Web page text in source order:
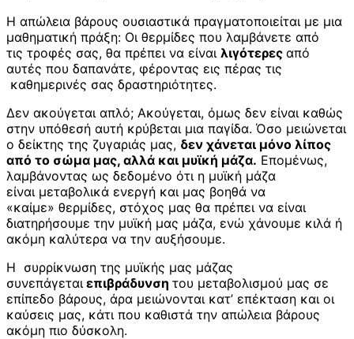
Η απώλεια βάρους ουσιαστικά πραγματοποιείται με μια
μαθηματική πράξη: Οι θερμίδες που λαμβάνετε από
τις τροφές σας, θα πρέπει να είναι λιγότερες από
αυτές που δαπανάτε, φέροντας εις πέρας τις
καθημερινές σας δραστηριότητες.
Δεν ακούγεται απλό; Ακούγεται, όμως δεν είναι καθώς
στην υπόθεσή αυτή κρύβεται μια παγίδα. Όσο μειώνεται
ο δείκτης της ζυγαριάς μας, δεν χάνεται μόνο λίπος
από το σώμα μας, αλλά και μυϊκή μάζα. Επομένως,
λαμβάνοντας ως δεδομένο ότι η μυϊκή μάζα
είναι μεταβολικά ενεργή και μας βοηθά να
«καίμε» θερμίδες, στόχος μας θα πρέπει να είναι
διατηρήσουμε την μυϊκή μας μάζα, ενώ χάνουμε κιλά ή
ακόμη καλύτερα να την αυξήσουμε.
Η συρρίκνωση της μυϊκής μας μάζας
συνεπάγεται επιβράδυνση του μεταβολισμού μας σε
επίπεδο βάρους, άρα μειώνονται κατ’ επέκταση και οι
καύσεις μας, κάτι που καθιστά την απώλεια βάρους
ακόμη πιο δύσκολη.